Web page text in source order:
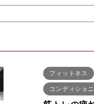
フィットネス
コンディショ